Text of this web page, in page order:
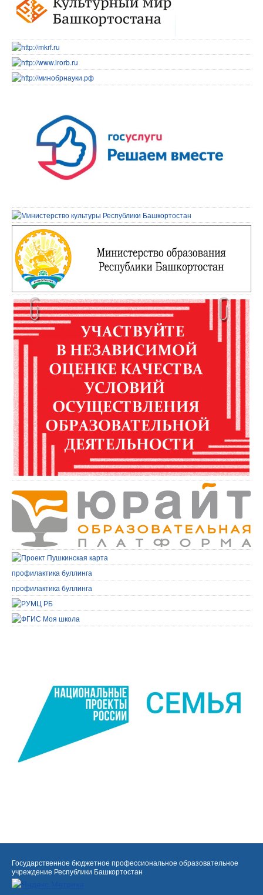
профилактика буллинга
профилактика буллинга
Государственное бюджетное профессиональное образовательное
учреждение Республики Башкортостан